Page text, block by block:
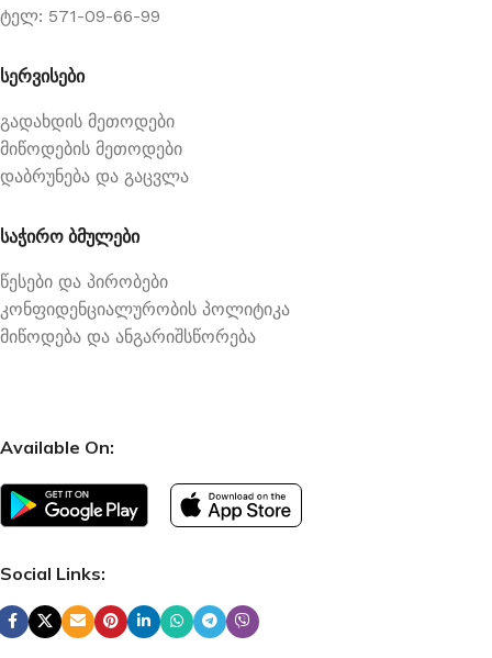
ტელ: 571-09-66-99
სერვისები
გადახდის მეთოდები
მიწოდების მეთოდები
დაბრუნება და გაცვლა
საჭირო ბმულები
წესები და პირობები
კონფიდენციალურობის პოლიტიკა
მიწოდება და ანგარიშსწორება
Available On:
Social Links: